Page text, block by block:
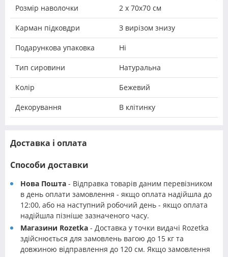
Розмір наволочки 2 х 70х70 см
Карман підковдри З вирізом знизу
Подарункова упаковка Ні
Тип сировини Натуральна
Колір Бежевий
Декорування В клітинку
Доставка і оплата
Способи доставки
Нова Пошта - Відправка товарів даним перевізником
в день оплати замовлення - якщо оплата надійшла до
12:00, або на наступний робочий день - якщо оплата
надійшла пізніше зазначеного часу.
Магазини Rozetka - Доставка у точки видачі Rozetka
здійснюється для замовлень вагою до 15 кг та
довжиною відправлення до 120 см. Якщо замовлення